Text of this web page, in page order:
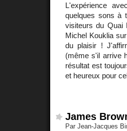
L'expérience
quelques sons à
visiteurs du Quai
Michel Kouklia
du plaisir !
(même s'il arrive
résultat est
et heureux pour
James
Par Jean-Jacques